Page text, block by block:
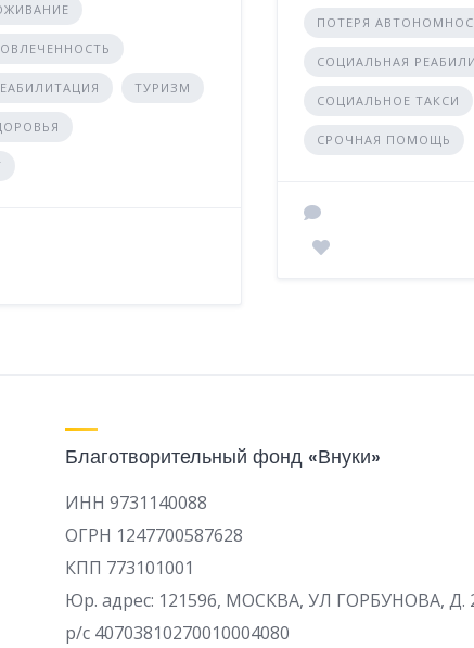
ТУРИЗМ
ПОТЕРЯ
СОЦИАЛЬНАЯ
СОЦИАЛЬНОЕ ТАКСИ
СРОЧНАЯ ПОМОЩЬ
Благотворительный фонд «Внуки»
ИНН 9731140088
ОГРН 1247700587628
КПП 773101001
Юр. адрес: 121596, МОСКВА, УЛ ГОРБУНОВА,
р/c 40703810270010004080